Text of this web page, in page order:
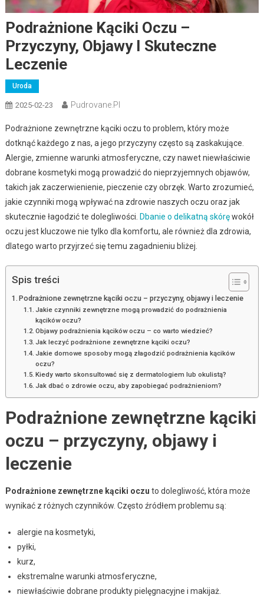
Podrażnione Kąciki Oczu –
Przyczyny, Objawy I Skuteczne
Leczenie
Uroda
2025-02-23 Pudrovane.pl
Podrażnione zewnętrzne kąciki oczu to problem, który może
dotknąć każdego z nas, a jego przyczyny często są zaskakujące.
Alergie, zmienne warunki atmosferyczne, czy nawet niewłaściwie
dobrane kosmetyki mogą prowadzić do nieprzyjemnych objawów,
takich jak zaczerwienienie, pieczenie czy obrzęk. Warto zrozumieć,
jakie czynniki mogą wpływać na zdrowie naszych oczu oraz jak
skutecznie łagodzić te dolegliwości. Dbanie o delikatną skóręwokół
oczu jest kluczowe nie tylko dla komfortu, ale również dla zdrowia,
dlatego warto przyjrzeć się temu zagadnieniu bliżej.
Spis treści
Podrażnione zewnętrzne kąciki oczu – przyczyny, objawy i leczenie
Jakie czynniki zewnętrzne mogą prowadzić do podrażnienia
kącików oczu?
Objawy podrażnienia kącików oczu – co warto wiedzieć?
Jak leczyć podrażnione zewnętrzne kąciki oczu?
Jakie domowe sposoby mogą złagodzić podrażnienia kącików
oczu?
Kiedy warto skonsultować się z dermatologiem lub okulistą?
Jak dbać o zdrowie oczu, aby zapobiegać podrażnieniom?
Podrażnione zewnętrzne kąciki
oczu – przyczyny, objawy i
leczenie
Podrażnione zewnętrzne kąciki oczu to dolegliwość, która może
wynikać z różnych czynników. Często źródłem problemu są:
alergie na kosmetyki,
pyłki,
kurz,
ekstremalne warunki atmosferyczne,
niewłaściwie dobrane produkty pielęgnacyjne i makijaż.